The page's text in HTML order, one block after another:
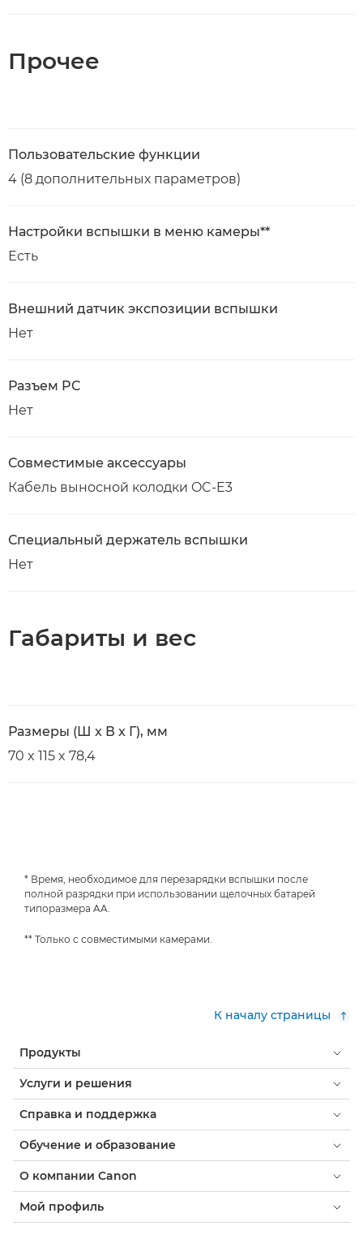
Прочее
Пользовательские функции
4 (8 дополнительных параметров)
Настройки вспышки в меню камеры**
Есть
Внешний датчик экспозиции вспышки
Нет
Разъем PC
Нет
Совместимые аксессуары
Кабель выносной колодки OC-E3
Специальный держатель вспышки
Нет
Габариты и вес
Размеры (Ш x В x Г), мм
70 x 115 x 78,4
* Время, необходимое для перезарядки вспышки после
полной разрядки при использовании щелочных батарей
типоразмера AA.
** Только с совместимыми камерами.
К началу страницы
Продукты
Услуги и решения
Справка и поддержка
Обучение и образование
О компании Canon
Мой профиль